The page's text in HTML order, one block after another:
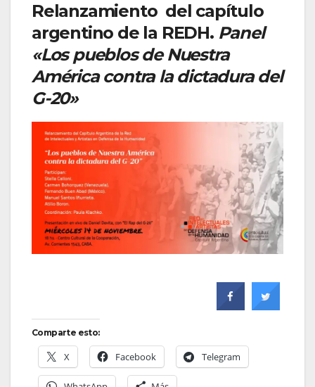
Relanzamiento del capítulo
argentino de la REDH. Panel
«Los pueblos de Nuestra
América contra la dictadura del
G-20»
Comparte esto:
X Facebook Telegram